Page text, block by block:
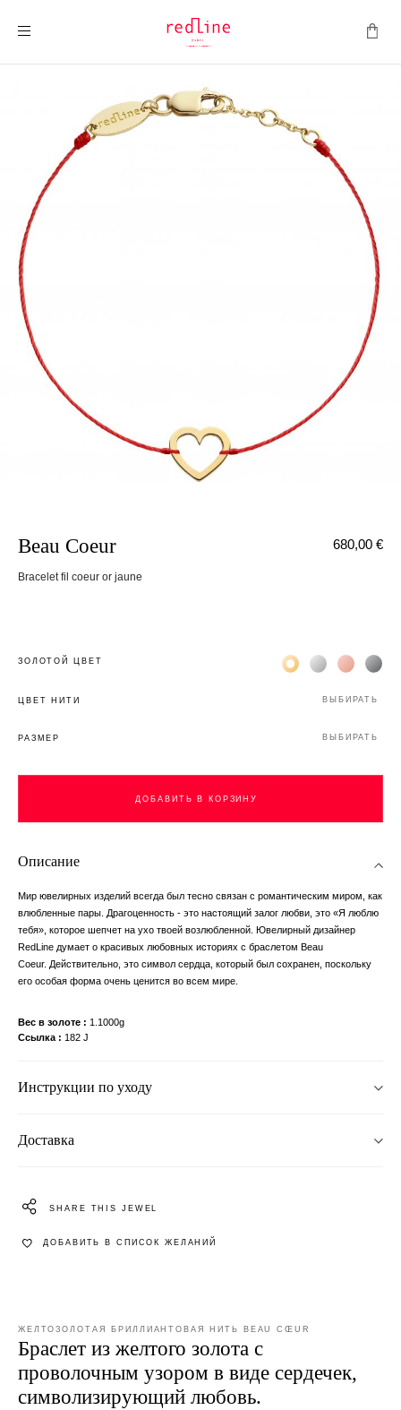
Beau Coeur
Bracelet fil coeur or jaune
680,00 €
ЗОЛОТОЙ ЦВЕТ Жёлтое золото 18К
Белое золото
Розовое
ЦВЕТ НИТИ ВЫБИРАТЬ
РАЗМЕР ВЫБИРАТЬ
ДОБАВИТЬ В КОРЗИНУ
Описание
Мир ювелирных изделий всегда был тесно связан с романтическим миром, как
влюбленные пары. Драгоценность - это настоящий залог любви, это «Я люблю
тебя», которое шепчет на ухо твоей возлюбленной. Ювелирный дизайнер
RedLine думает о красивых любовных историях с браслетом Beau
Coeur. Действительно, это символ сердца, который был сохранен, поскольку
его особая форма очень ценится во всем мире.
Вес в золоте
1.1000g
Ссылка
182 J
Инструкции по уходу
Доставка
SHARE THIS JEWEL
ДОБАВИТЬ В СПИСОК ЖЕЛАНИЙ
ЖЕЛТОЗОЛОТАЯ БРИЛЛИАНТОВАЯ НИТЬ BEAU CŒUR
Браслет из желтого золота с
проволочным узором в виде сердечек,
символизирующий любовь.